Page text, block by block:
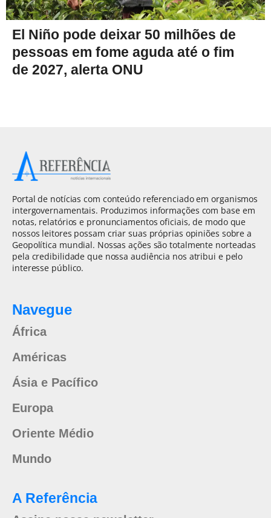
El Niño pode deixar 50 milhões de
pessoas em fome aguda até o fim
de 2027, alerta ONU
Portal de notícias com conteúdo referenciado em organismos
intergovernamentais. Produzimos informações com base em
notas, relatórios e pronunciamentos oficiais, de modo que
nossos leitores possam criar suas próprias opiniões sobre a
Geopolítica mundial. Nossas ações são totalmente norteadas
pela credibilidade que nossa audiência nos atribui e pelo
interesse público.
Navegue
África
Américas
Ásia e Pacífico
Europa
Oriente Médio
Mundo
A Referência